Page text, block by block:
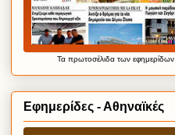
Τα πρωτοσέλιδατων εφημερίδων
Εφημερίδες - Αθηναϊκές